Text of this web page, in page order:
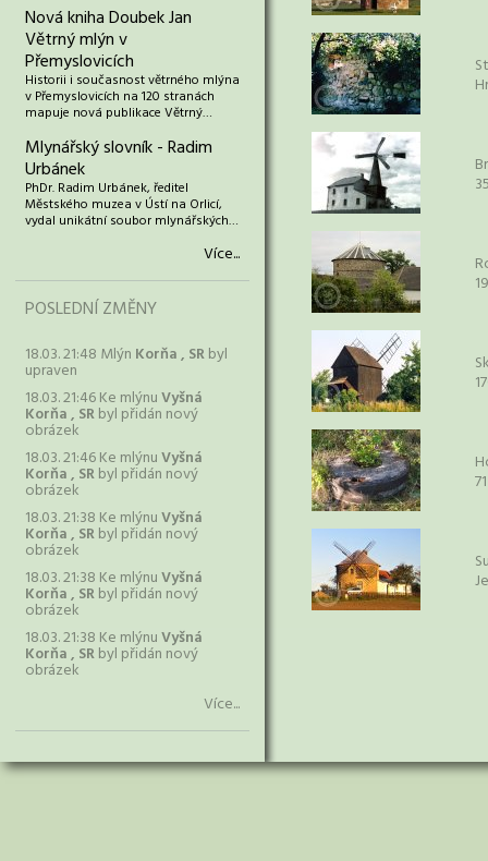
Nová kniha Doubek Jan
Větrný mlýn v
Přemyslovicích
Historii i současnost větrného mlýna
v Přemyslovicích na 120 stranách
mapuje nová publikace Větrný…
Mlynářský slovník - Radim
Urbánek
PhDr. Radim Urbánek, ředitel
Městského muzea v Ústí na Orlicí,
vydal unikátní soubor mlynářských…
Více...
POSLEDNÍ ZMĚNY
18.03. 21:48 Mlýn Korňa , SRbyl
upraven
18.03. 21:46 Ke mlýnuVyšná
Korňa , SRbyl přidán nový
obrázek
18.03. 21:46 Ke mlýnuVyšná
Korňa , SRbyl přidán nový
obrázek
18.03. 21:38 Ke mlýnuVyšná
Korňa , SRbyl přidán nový
obrázek
18.03. 21:38 Ke mlýnuVyšná
Korňa , SRbyl přidán nový
obrázek
18.03. 21:38 Ke mlýnuVyšná
Korňa , SRbyl přidán nový
obrázek
Více...
71